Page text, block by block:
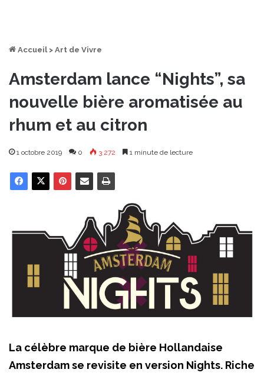
Accueil > Art de Vivre
Amsterdam lance “Nights”, sa
nouvelle bière aromatisée au
rhum et au citron
1 octobre 2019 0 3 272 1 minute de lecture
La célèbre marque de bière Hollandaise
Amsterdam se revisite en version Nights. Riche